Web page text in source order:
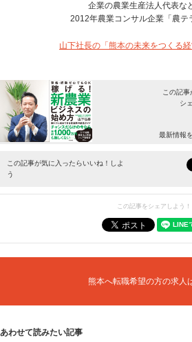
企業の農業生産法人代表な
2012年農業コンサル企業「農テ
山下社長の「熊本の未来をつくる
この記事
シ
最新情報
この記事が気に入ったらいいね！しよ
う
この記事をシェアしよう！
熊本へ転職希望の方の求人
あわせて読みたい記事